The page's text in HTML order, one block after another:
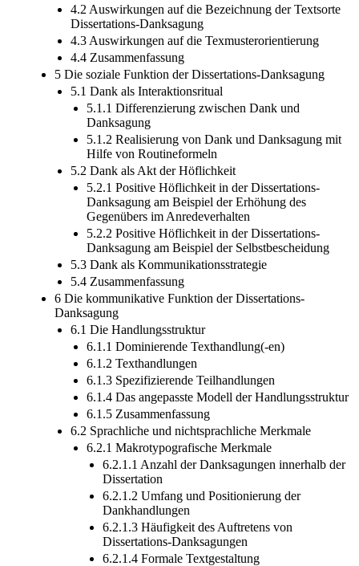
4.2 Auswirkungen auf die Bezeichnung der Textsorte
Dissertations-Danksagung
4.3 Auswirkungen auf die Texmusterorientierung
4.4 Zusammenfassung
5 Die soziale Funktion der Dissertations-Danksagung
5.1 Dank als Interaktionsritual
5.1.1 Differenzierung zwischen Dank und
Danksagung
5.1.2 Realisierung von Dank und Danksagung mit
Hilfe von Routineformeln
5.2 Dank als Akt der Höflichkeit
5.2.1 Positive Höflichkeit in der Dissertations-
Danksagung am Beispiel der Erhöhung des
Gegenübers im Anredeverhalten
5.2.2 Positive Höflichkeit in der Dissertations-
Danksagung am Beispiel der Selbstbescheidung
5.3 Dank als Kommunikationsstrategie
5.4 Zusammenfassung
6 Die kommunikative Funktion der Dissertations-
Danksagung
6.1 Die Handlungsstruktur
6.1.1 Dominierende Texthandlung(-en)
6.1.2 Texthandlungen
6.1.3 Spezifizierende Teilhandlungen
6.1.4 Das angepasste Modell der Handlungsstruktur
6.1.5 Zusammenfassung
6.2 Sprachliche und nichtsprachliche Merkmale
6.2.1 Makrotypografische Merkmale
6.2.1.1 Anzahl der Danksagungen innerhalb der
Dissertation
6.2.1.2 Umfang und Positionierung der
Dankhandlungen
6.2.1.3 Häufigkeit des Auftretens von
Dissertations-Danksagungen
6.2.1.4 Formale Textgestaltung